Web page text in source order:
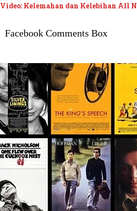
Video: Kelemahan dan Kelebihan All
Facebook Comments Box